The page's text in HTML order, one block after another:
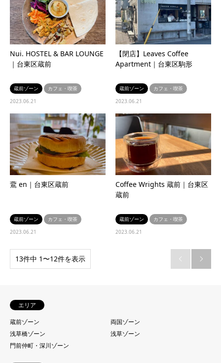
Nui. HOSTEL & BAR LOUNGE
｜台東区蔵前
蔵前ゾーン
カフェ・喫茶
2023.06.21
【閉店】Leaves Coffee
Apartment｜台東区駒形
蔵前ゾーン
カフェ・喫茶
2023.06.21
鷰 en｜台東区蔵前
蔵前ゾーン
カフェ・喫茶
2023.06.21
Coffee Wrights 蔵前｜台東区
蔵前
蔵前ゾーン
カフェ・喫茶
2023.06.21
13件中 1〜12件を表示  
エリア
蔵前ゾーン
両国ゾーン
浅草橋ゾーン
浅草ゾーン
門前仲町・深川ゾーン